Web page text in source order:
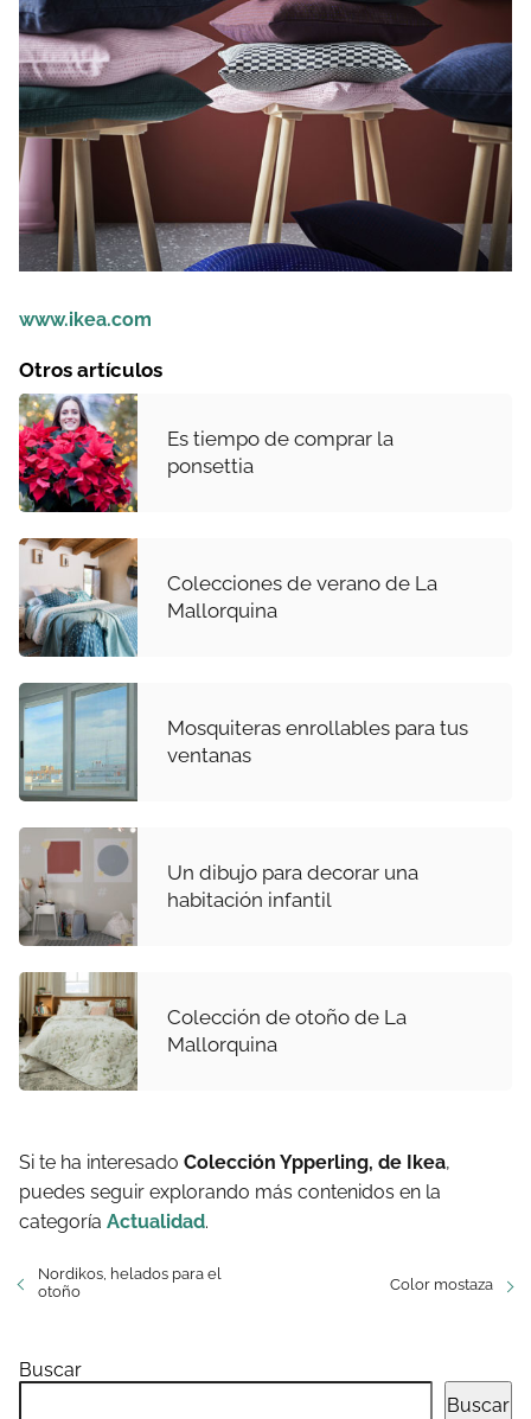
www.ikea.com
Otros artículos
Es tiempo de comprar la
ponsettia
Colecciones de verano de La
Mallorquina
Mosquiteras enrollables para tus
ventanas
Un dibujo para decorar una
habitación infantil
Colección de otoño de La
Mallorquina
Si te ha interesado Colección Ypperling, de Ikea,
puedes seguir explorando más contenidos en la
categoría Actualidad.
Nordikos, helados para el
otoño
Color mostaza
Buscar
Buscar